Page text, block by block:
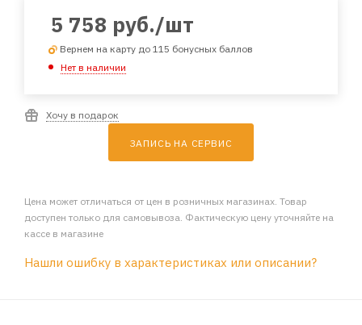
5 758 руб./шт
Вернем на карту до 115 бонусных баллов
Нет в наличии
Хочу в подарок
ЗАПИСЬ НА СЕРВИС
Цена может отличаться от цен в розничных магазинах. Товар
доступен только для самовывоза. Фактическую цену уточняйте на
кассе в магазине
Нашли ошибку в характеристиках или описании?